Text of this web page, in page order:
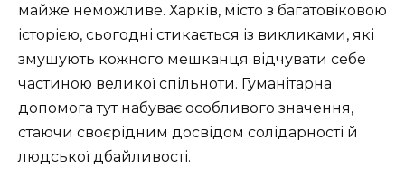
майже неможливе. Харків, місто з багатовіковою
історією, сьогодні стикається із викликами, які
змушують кожного мешканця відчувати себе
частиною великої спільноти. Гуманітарна
допомога тут набуває особливого значення,
стаючи своєрідним досвідом солідарності й
людської дбайливості.